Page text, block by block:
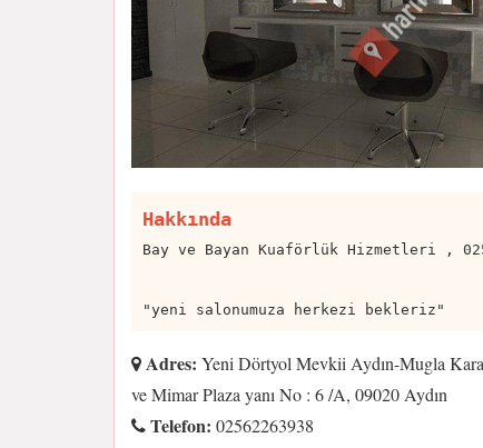
Hakkında
Bay ve Bayan Kuaförlük Hizmetleri ,
"yeni salonumuza herkezi bekleriz"
Adres: Yeni Dörtyol Mevkii Aydın-Mugla
ve Mimar Plaza yanı No : 6 /A, 09020 Aydın
Telefon: 02562263938